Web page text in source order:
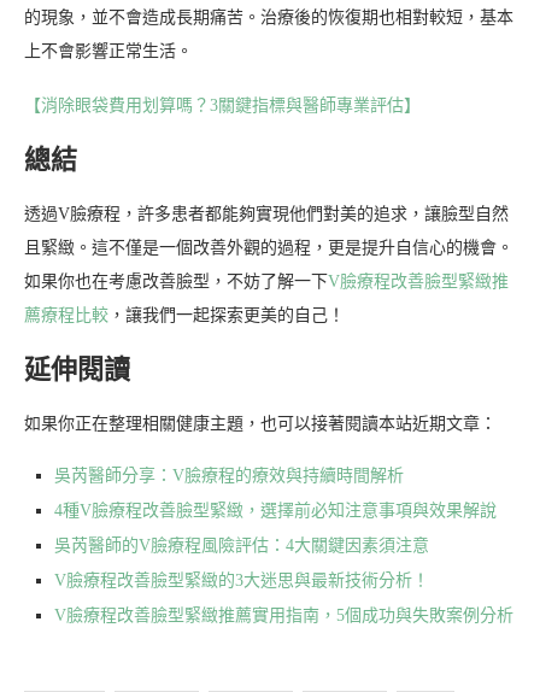
的現象，並不會造成長期痛苦。治療後的恢復期也相對較短，基本
上不會影響正常生活。
【消除眼袋費用划算嗎？3關鍵指標與醫師專業評估】
總結
透過V臉療程，許多患者都能夠實現他們對美的追求，讓臉型自然
且緊緻。這不僅是一個改善外觀的過程，更是提升自信心的機會。
如果你也在考慮改善臉型，不妨了解一下V臉療程改善臉型緊緻推
薦療程比較 ，讓我們一起探索更美的自己！
延伸閱讀
如果你正在整理相關健康主題，也可以接著閱讀本站近期文章：
吳芮醫師分享：V臉療程的療效與持續時間解析
4種V臉療程改善臉型緊緻，選擇前必知注意事項與效果解說
吳芮醫師的V臉療程風險評估：4大關鍵因素須注意
V臉療程改善臉型緊緻的3大迷思與最新技術分析！
V臉療程改善臉型緊緻推薦實用指南，5個成功與失敗案例分析